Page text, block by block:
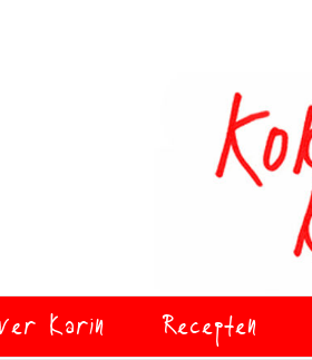
Karin Recepten